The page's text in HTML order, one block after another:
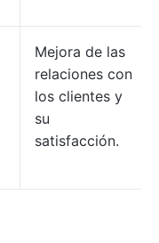
Mejora de las
relaciones con
los clientes y
su
satisfacción.